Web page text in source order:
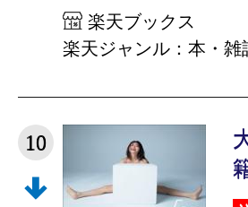
楽天ブックス
楽天ジャンル：本・雑
10